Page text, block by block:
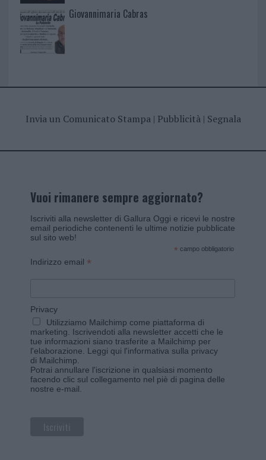
Giovannimaria Cabras
Invia un Comunicato Stampa| Pubblicità| Segnala
Vuoi rimanere sempre aggiornato?
Iscriviti alla newsletter di Gallura Oggi e ricevi le nostre
email periodiche contenenti le ultime notizie pubblicate
sul sito web!
* campo obbligatorio
Indirizzo email *
Privacy
Utilizziamo Mailchimp come piattaforma di
marketing. Iscrivendoti alla newsletter accetti che le
tue informazioni siano trasferite a Mailchimp per
l'elaborazione. Leggi qui l'informativa sulla privacy
di Mailchimp
Potrai annullare l'iscrizione in qualsiasi momento
facendo clic sul collegamento nel piè di pagina delle
nostre e-mail.